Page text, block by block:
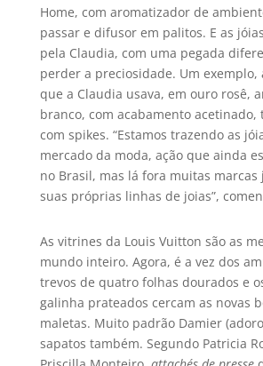
Home, com aromatizador de
passar e difusor em palitos. E as
pela Claudia, com uma pegada
perder a preciosidade. Um exemplo,
que a Claudia usava, em ouro rosê,
branco, com acabamento acetinado,
com spikes. “Estamos trazendo as
mercado da moda, ação que ainda
no Brasil, mas lá fora muitas marcas
suas próprias linhas de joias”,
As vitrines da Louis Vuitton são as
mundo inteiro. Agora, é a vez dos
trevos de quatro folhas dourados e
galinha prateados cercam as novas
maletas. Muito padrão Damier
sapatos também. Segundo Patricia